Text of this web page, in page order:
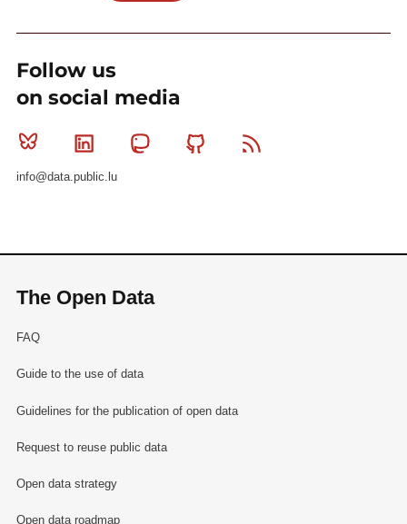
Follow us
on social media
Bluesky Linkedin MastodonGithub
info@data.public.lu
The Open Data
FAQ
Guide to the use of data
Guidelines for the publication of open data
Request to reuse public data
Open data strategy
Open data roadmap